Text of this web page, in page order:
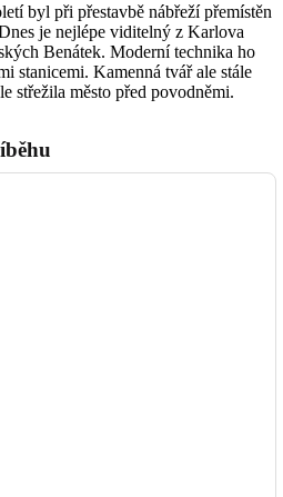
byl při přestavbě nábřeží přemístěn
je nejlépe viditelný z Karlova
Benátek. Moderní technika ho
stanicemi. Kamenná tvář ale stále
střežila město před povodněmi.